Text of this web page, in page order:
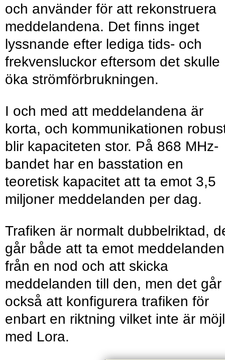
och använder för att rekonstruera
meddelandena. Det finns inget
lyssnande efter lediga tids- och
frekvensluckor eftersom det skulle
öka strömförbrukningen.
I och med att meddelandena är
korta, och kommunikationen
blir kapaciteten stor. På 868 MHz-
bandet har en basstation en
teoretisk kapacitet att ta emot 3,5
miljoner meddelanden per dag.
Trafiken är normalt dubbelriktad,
går både att ta emot meddelanden
från en nod och att skicka
meddelanden till den, men det går
också att konfigurera trafiken för
enbart en riktning vilket inte är
med Lora.